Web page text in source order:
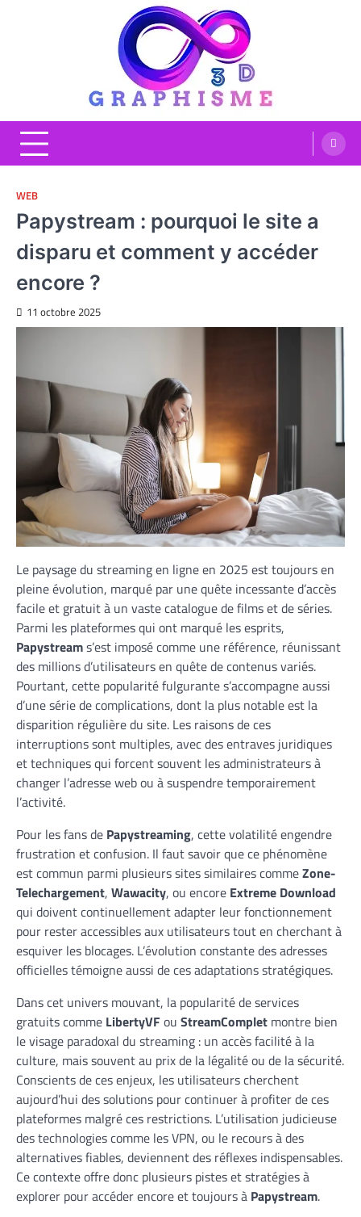
WEB
Papystream : pourquoi le site a
disparu et comment y accéder
encore ?
11 octobre 2025
Le paysage du streaming en ligne en 2025 est toujours en
pleine évolution, marqué par une quête incessante d’accès
facile et gratuit à un vaste catalogue de films et de séries.
Parmi les plateformes qui ont marqué les esprits,
Papystreams’est imposé comme une référence, réunissant
des millions d’utilisateurs en quête de contenus variés.
Pourtant, cette popularité fulgurante s’accompagne aussi
d’une série de complications, dont la plus notable est la
disparition régulière du site. Les raisons de ces
interruptions sont multiples, avec des entraves juridiques
et techniques qui forcent souvent les administrateurs à
changer l’adresse web ou à suspendre temporairement
l’activité.
Pour les fans de Papystreaming, cette volatilité engendre
frustration et confusion. Il faut savoir que ce phénomène
est commun parmi plusieurs sites similaires commeZone-
Telechargement, Wawacity, ou encore Extreme Download
qui doivent continuellement adapter leur fonctionnement
pour rester accessibles aux utilisateurs tout en cherchant à
esquiver les blocages. L’évolution constante des adresses
officielles témoigne aussi de ces adaptations stratégiques.
Dans cet univers mouvant, la popularité de services
gratuits comme LibertyVFou StreamComplet montre bien
le visage paradoxal du streaming : un accès facilité à la
culture, mais souvent au prix de la légalité ou de la sécurité.
Conscients de ces enjeux, les utilisateurs cherchent
aujourd’hui des solutions pour continuer à profiter de ces
plateformes malgré ces restrictions. L’utilisation judicieuse
des technologies comme les VPN, ou le recours à des
alternatives fiables, deviennent des réflexes indispensables.
Ce contexte offre donc plusieurs pistes et stratégies à
explorer pour accéder encore et toujours à Papystream.